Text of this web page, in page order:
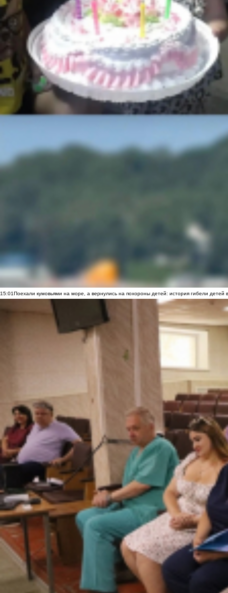
15:01Поехали кумовьями на море, а вернулись на похороны детей: история гибели детей